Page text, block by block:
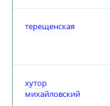
терещенская
хутор
михайловский